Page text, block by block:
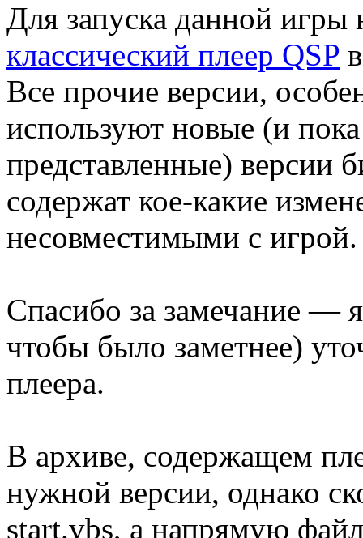
Для запуска данной игры
классический плеер QSP
Все прочие версии,
используют новые (и
представленные) версии
содержат кое-какие
несовместимыми с игрой.
Спасибо за замечание —
чтобы было заметнее)
плеера.
В архиве, содержащем
нужной версии, однако
start.vbs, а напрямую